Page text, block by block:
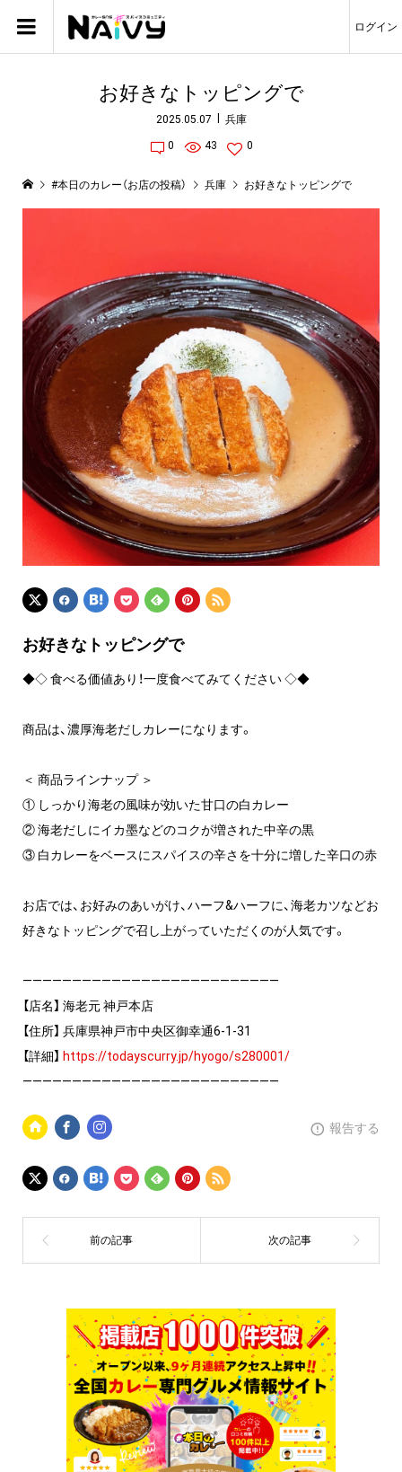
ログイン
お好きなトッピングで
2025.05.07 兵庫
0 43 0
#本日のカレー（お店の投稿） 兵庫 お好きなトッピングで
お好きなトッピングで
◆◇ 食べる価値あり！一度食べてみてください ◇◆
商品は、濃厚海老だしカレーになります。
＜ 商品ラインナップ ＞
① しっかり海老の風味が効いた甘口の白カレー
② 海老だしにイカ墨などのコクが増された中辛の黒
③ 白カレーをベースにスパイスの辛さを十分に増した辛口の赤
お店では、お好みのあいがけ、ハーフ&ハーフに、海老カツなどお
好きなトッピングで召し上がっていただくのが人気です。
——————————————————————————
【店名】 海老元 神戸本店
【住所】 兵庫県神戸市中央区御幸通6-1-31
【詳細】 https://todayscurry.jp/hyogo/s280001/
——————————————————————————
報告する